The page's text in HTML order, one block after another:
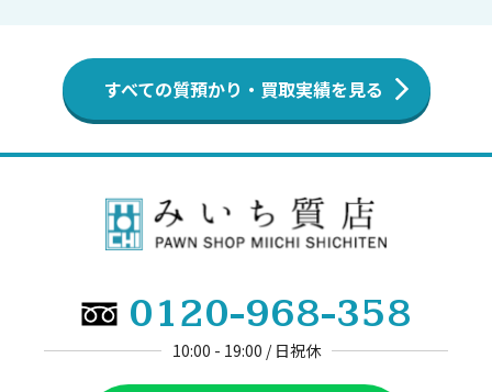
すべての質預かり・買取実績を見る
0120-968-358
10:00 - 19:00 / 日祝休